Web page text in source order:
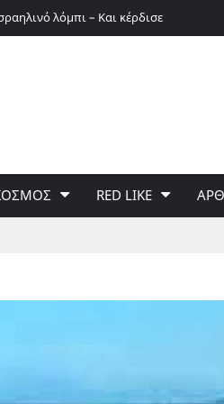
λόμπι – Και κέρδισε Ο
RED LIKE